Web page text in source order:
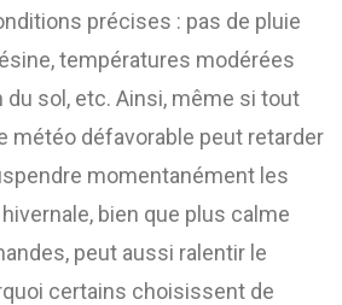
précises : pas de pluie
températures modérées
du sol, etc. Ainsi, même si tout
météo défavorable peut retarder
momentanément les
bien que plus calme
peut aussi ralentir le
certains choisissent de